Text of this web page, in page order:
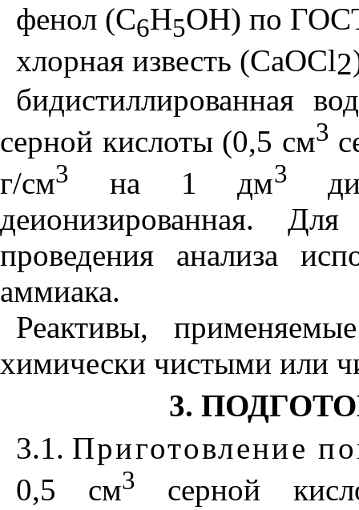
фенол (С6Н5ОН) по
хлорная известь (СаОСl2
бидистиллированная
серной кислоты (0,5 см3
г/см3 на 1 дм3
деионизированная.
проведения анализа
аммиака.
Реактивы,
химически чистыми или
3.
3.1. Приготовление
0,5 см3
серной